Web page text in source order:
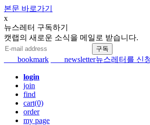
본문 바로가기
x
뉴스레터 구독하기
캣랩의 새로운 소식을 메일로 받습니다.
bookmark newsletter뉴스레터를 신
login
join
find
cart(0)
order
my page